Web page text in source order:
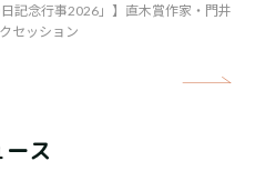
日記念行事2026」】直木賞作家・門井
セッション
ース